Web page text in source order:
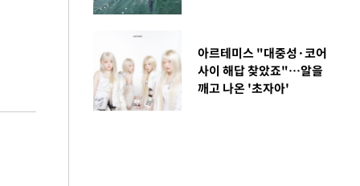
아르테미스 "대중성·코어
사이 해답 찾았죠"…알을
깨고 나온 '초자아'